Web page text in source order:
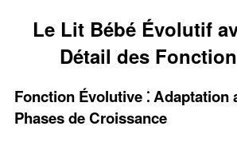
Le Lit Bébé Évolutif
Détail des
Fonction Évolutive ⁚ Adaptation
Phases de Croissance